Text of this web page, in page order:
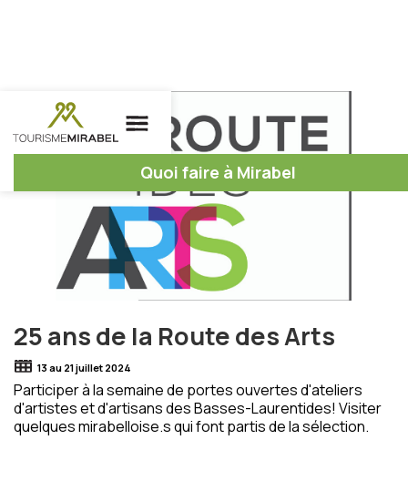
Quoi faire à Mirabel
25 ans de la Route des Arts
13 au 21 juillet 2024
Participer à la semaine de portes ouvertes d'ateliers
d'artistes et d'artisans des Basses-Laurentides! Visiter
quelques mirabelloise.s qui font partis de la sélection.